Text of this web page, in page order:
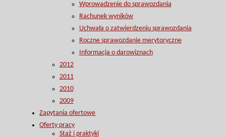
Wprowadzenie do sprawozdania
Rachunek wyników
Uchwała o zatwierdzeniu sprawozdania
Roczne sprawozdanie merytoryczne
Informacja o darowiznach
2012
2011
2010
2009
Zapytania ofertowe
Oferty pracy
Staż i praktyki